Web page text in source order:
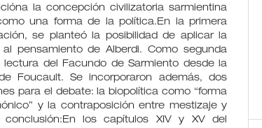
la concepción civilizatoria sarmientina
una forma de la política.En la primera
se planteó la posibilidad de aplicar la
pensamiento de Alberdi. Como segunda
del Facundo de Sarmiento desde la
Foucault. Se incorporaron además, dos
para el debate: la biopolítica como “forma
y la contraposición entre mestizaje y
los capítulos XIV y XV del